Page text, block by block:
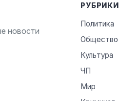
новости
РУБРИКИ
Политика
Общество
Культура
ЧП
Мир